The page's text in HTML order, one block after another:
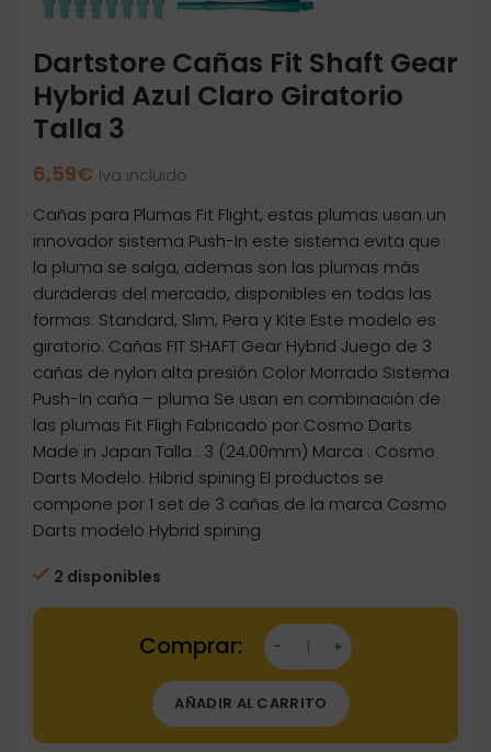
Dartstore Cañas Fit Shaft Gear
Hybrid Azul Claro Giratorio
Talla 3
6,59€ Iva incluido
Cañas para Plumas Fit Flight, estas plumas usan un
innovador sistema Push-In este sistema evita que
la pluma se salga, ademas son las plumas más
duraderas del mercado, disponibles en todas las
formas: Standard, Slim, Pera y Kite Este modelo es
giratorio. Cañas FIT SHAFT Gear Hybrid Juego de 3
cañas de nylon alta presión Color Morrado Sistema
Push-In caña – pluma Se usan en combinación de
las plumas Fit Fligh Fabricado por Cosmo Darts
Made in Japan Talla : 3 (24.00mm) Marca : Cosmo
Darts Modelo: Hibrid spining El productos se
compone por 1 set de 3 cañas de la marca Cosmo
Darts modelo Hybrid spining
2 disponibles
Dartstore Cañas Fit Shaft Gear Hybrid Azul
AÑADIR AL CARRITO